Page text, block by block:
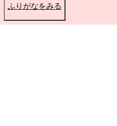
ふりがなをみる